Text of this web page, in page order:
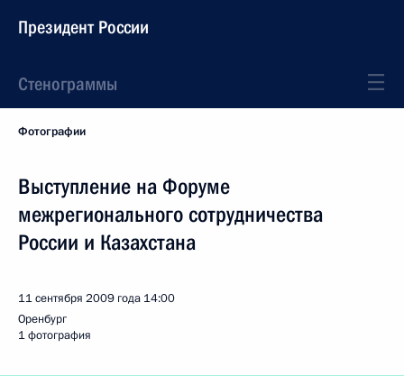
Президент России
Стенограммы
Фотографии
Выступление на Форуме
межрегионального сотрудничества
России и Казахстана
11 сентября 2009 года 14:00
Оренбург
1 фотография